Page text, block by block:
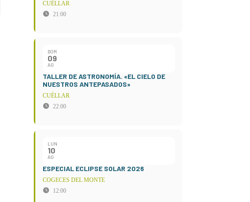
CUÉLLAR
21:00
DOM
09
AG
TALLER DE ASTRONOMÍA. «EL CIELO DE
NUESTROS ANTEPASADOS»
CUÉLLAR
22:00
LUN
10
AG
ESPECIAL ECLIPSE SOLAR 2026
COGECES DEL MONTE
12:00